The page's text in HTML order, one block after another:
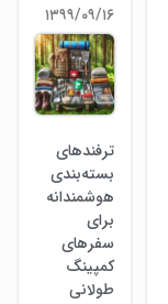
۱۳۹۹/۰۹/۱۶
ترفندهای
بسته‌بندی
هوشمندانه
برای
سفرهای
کمپینگ
طولانی